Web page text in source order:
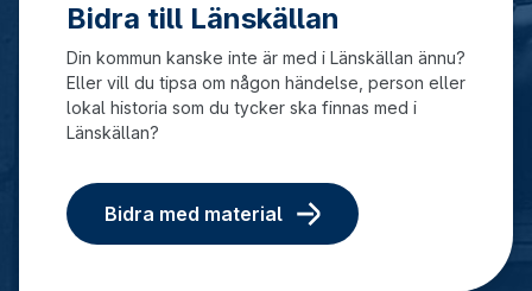
Bidra till Länskällan
Din kommun kanske inte är med i Länskällan ännu?
Eller vill du tipsa om någon händelse, person eller
lokal historia som du tycker ska finnas med i
Länskällan?
Bidra med material